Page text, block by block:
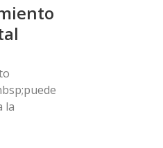
la